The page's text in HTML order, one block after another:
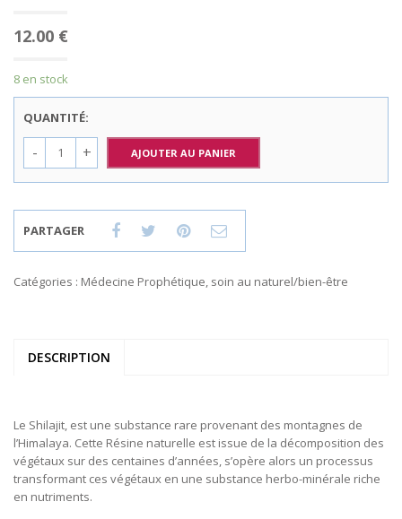
12.00 €
8 en stock
QUANTITÉ:
AJOUTER AU PANIER
PARTAGER
Catégories : Médecine Prophétique, soin au naturel/bien-être
DESCRIPTION
Le Shilajit, est une substance rare provenant des montagnes de
l’Himalaya. Cette Résine naturelle est issue de la décomposition des
végétaux sur des centaines d’années, s’opère alors un processus
transformant ces végétaux en une substance herbo-minérale riche
en nutriments.